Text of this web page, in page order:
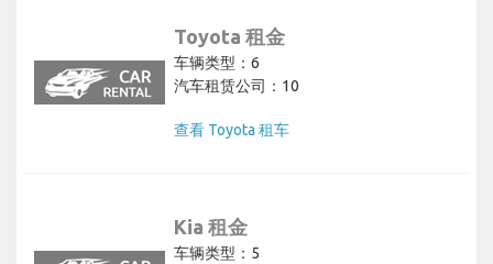
Toyota 租金
车辆类型：6
汽车租赁公司：10
查看 Toyota 租车
Kia 租金
车辆类型：5